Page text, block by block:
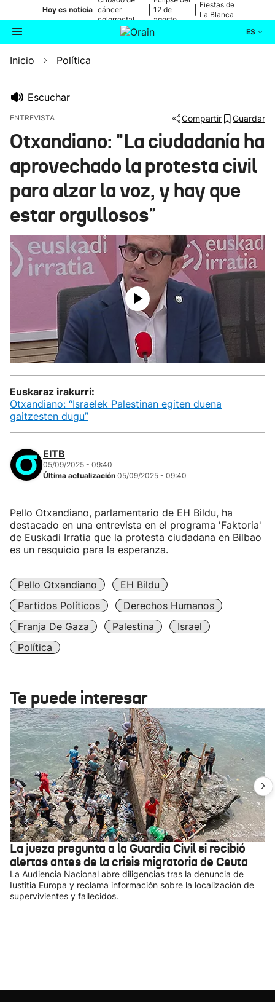
Hoy es noticia cáncer
colorrectal
12 de
agosto
Fiestas de
La Blanca
ES
Buscador
Ikusmiran
Eguraldia
Inicio Política
Escuchar
ENTREVISTA Compartir Guardar
Otxandiano: "La ciudadanía ha
aprovechado la protesta civil
para alzar la voz, y hay que
estar orgullosos"
Euskaraz irakurri:
Otxandiano: “Israelek Palestinan egiten duena
gaitzesten dugu”
EITB
05/09/2025 - 09:40
Última actualización 05/09/2025 - 09:40
Pello Otxandiano, parlamentario de EH Bildu, ha
destacado en una entrevista en el programa 'Faktoria'
de Euskadi Irratia que la protesta ciudadana en Bilbao
es un resquicio para la esperanza.
Pello Otxandiano
EH Bildu
Partidos Políticos
Derechos Humanos
Franja De Gaza
Palestina
Israel
Política
Te puede interesar
La jueza pregunta a la Guardia Civil si recibió
alertas antes de la crisis migratoria de Ceuta
La Audiencia Nacional abre diligencias tras la denuncia de
Iustitia Europa y reclama información sobre la localización de
supervivientes y fallecidos.